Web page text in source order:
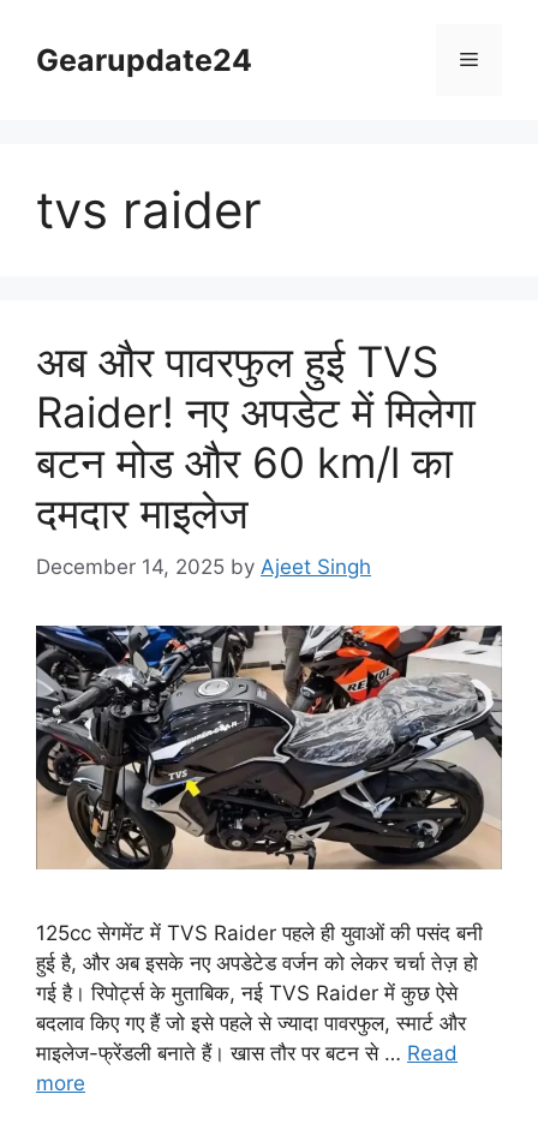
contentGearupdate24 Menu
tvs raider
अब और पावरफुल हुई TVS
Raider! नए अपडेट में मिलेगा
बटन मोड और 60 km/l का
दमदार माइलेज
December 14, 2025 by Ajeet Singh
125cc सेगमेंट में TVS Raider पहले ही युवाओं की पसंद बनी
हुई है, और अब इसके नए अपडेटेड वर्जन को लेकर चर्चा तेज़ हो
गई है। रिपोर्ट्स के मुताबिक, नई TVS Raider में कुछ ऐसे
बदलाव किए गए हैं जो इसे पहले से ज्यादा पावरफुल, स्मार्ट और
माइलेज-फ्रेंडली बनाते हैं। खास तौर पर बटन से … Read
more